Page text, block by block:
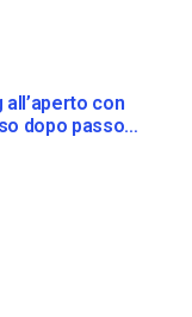
con
dopo passo